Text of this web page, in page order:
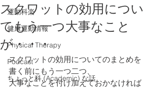
運動科楽
健康運動情報
Physical Therapy
Podcast
ちょっと科 (Academic) な話
スクワットの効用につい
てもう一つ大事なこと
が・・・
スクワットの効用についてのまとめを
書く前にもう一つ二つ、
大事なことを付け加えておかなければ